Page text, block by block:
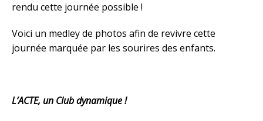
rendu cette journée possible !
Voici un medley de photos afin de revivre cette
journée marquée par les sourires des enfants.
L’ACTE, un Club dynamique !